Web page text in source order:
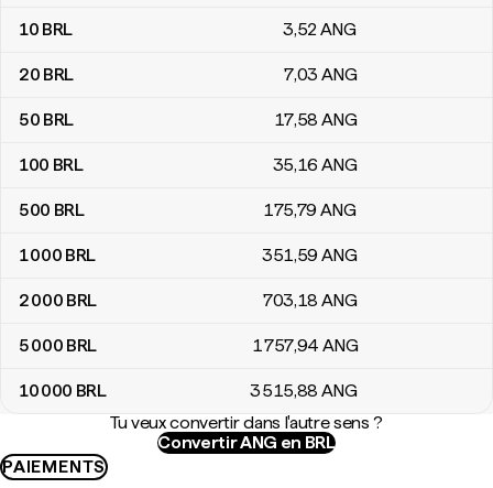
10 BRL 3,52ANG
20 BRL 7,03 ANG
50 BRL 17,58 ANG
100 BRL 35,16 ANG
500 BRL 175,79 ANG
1 000 BRL 351,59 ANG
2 000 BRL 703,18 ANG
5 000 BRL 1 757,94 ANG
10 000 BRL 3 515,88 ANG
Tu veux convertir dans l'autre sens ?
Convertir ANG en BRL
PAIEMENTS